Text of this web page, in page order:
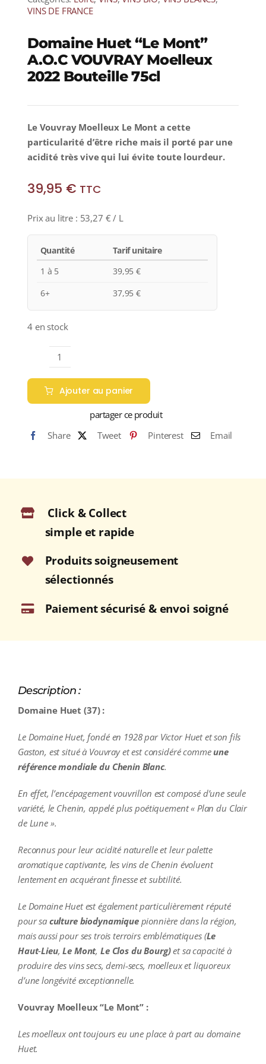
VINS DE FRANCE
Domaine Huet “Le Mont”
A.O.C VOUVRAY Moelleux
2022 Bouteille 75cl
Le Vouvray Moelleux Le Mont a cette
particularité d’être riche mais il porté par une
acidité très vive qui lui évite toute lourdeur.
39,95 € TTC
Prix au litre : 53,27 € / L
Quantité
Tarif unitaire
1 à 5
39,95€
6+
37,95€
4 en stock
quantité
de
Domaine
Huet
Mont”
Moelleux
Bouteille
75cl
Ajouter au panier
partager ce produit
Share
Tweet Pinterest Email
Click & Collect
simple et rapide
Produits soigneusement
sélectionnés
Paiement sécurisé & envoi soigné
Description :
Domaine Huet (37) :
Le Domaine Huet, fondé en 1928 par Victor Huet et son fils
Gaston, est situé à Vouvray et est considéré commeune
référence mondiale du Chenin Blanc.
En effet, l’encépagement vouvrillon est composé d’une seule
variété, le Chenin, appelé plus poétiquement « Plan du Clair
de Lune ».
Reconnus pour leur acidité naturelle et leur palette
aromatique captivante, les vins de Chenin évoluent
lentement en acquérant finesse et subtilité.
Le Domaine Huet est également particulièrement réputé
pour sa culture biodynamiquepionnière dans la région,
mais aussi pour ses trois terroirs emblématiques (Le
Haut‑Lieu,Le Mont, Le Clos du Bourg)et sa capacité à
produire des vins secs, demi‑secs, moelleux et liquoreux
d’une longévité exceptionnelle.
Vouvray Moelleux “Le Mont” :
Les moelleux ont toujours eu une place à part au domaine
Huet.